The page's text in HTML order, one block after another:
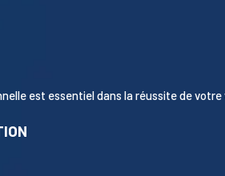
est essentiel dans la réussite de